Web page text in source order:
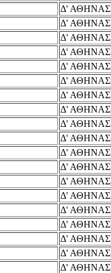
Δ' ΑΘΗΝΑΣ
Δ' ΑΘΗΝΑΣ
Δ' ΑΘΗΝΑΣ
Δ' ΑΘΗΝΑΣ
Δ' ΑΘΗΝΑΣ
Δ' ΑΘΗΝΑΣ
Δ' ΑΘΗΝΑΣ
Δ' ΑΘΗΝΑΣ
Δ' ΑΘΗΝΑΣ
Δ' ΑΘΗΝΑΣ
Δ' ΑΘΗΝΑΣ
Δ' ΑΘΗΝΑΣ
Δ' ΑΘΗΝΑΣ
Δ' ΑΘΗΝΑΣ
Δ' ΑΘΗΝΑΣ
Δ' ΑΘΗΝΑΣ
Δ' ΑΘΗΝΑΣ
Δ' ΑΘΗΝΑΣ
Δ' ΑΘΗΝΑΣ